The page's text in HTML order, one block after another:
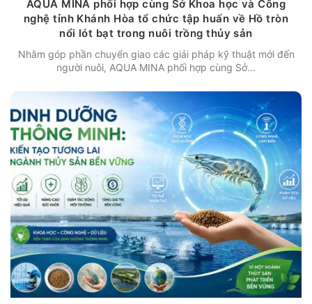
AQUA MINA phối hợp cùng Sở Khoa học và Công
nghệ tỉnh Khánh Hòa tổ chức tập huấn về Hồ tròn
nổi lót bạt trong nuôi trồng thủy sản
Nhằm góp phần chuyển giao các giải pháp kỹ thuật mới đến
người nuôi, AQUA MINA phối hợp cùng Sở...